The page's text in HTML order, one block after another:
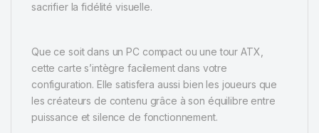
sacrifier la fidélité visuelle.
Que ce soit dans un PC compact ou une tour ATX,
cette carte s’intègre facilement dans votre
configuration. Elle satisfera aussi bien les joueurs que
les créateurs de contenu grâce à son équilibre entre
puissance et silence de fonctionnement.